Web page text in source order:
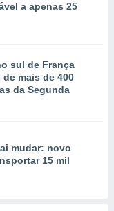
a apenas 25
sul de França
mais de 400
da Segunda
mudar: novo
15 mil